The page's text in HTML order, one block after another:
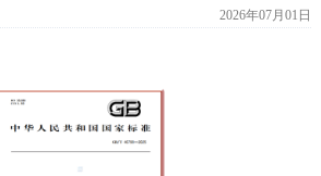
2026年07月01日